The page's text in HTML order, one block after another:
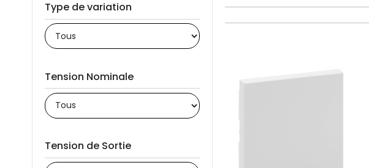
Type de variation
Tension Nominale
Tension de Sortie